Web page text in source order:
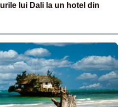
lui Dali la un hotel din